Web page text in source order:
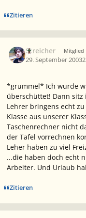
Zitieren
Streicher Mitglied
29. September 2003
*grummel* Ich wurde
überschüttet! Dann sitz
Lehrer bringens echt
Klasse aus unserer
Taschenrechner nicht
der Tafel vorrechnen
Leher haben zu viel
...die haben doch echt
Arbeiter. Und Urlaub
Zitieren